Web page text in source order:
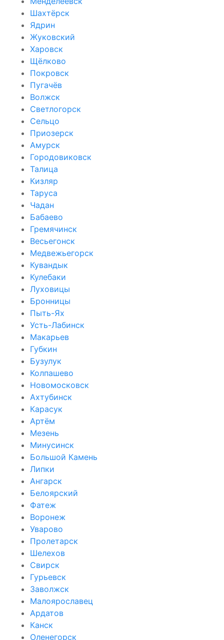
Шахтёрск
Ядрин
Жуковский
Харовск
Щёлково
Покровск
Пугачёв
Волжск
Светлогорск
Сельцо
Приозерск
Амурск
Городовиковск
Талица
Кизляр
Таруса
Чадан
Бабаево
Гремячинск
Весьегонск
Медвежьегорск
Кувандык
Кулебаки
Луховицы
Бронницы
Пыть-Ях
Усть-Лабинск
Макарьев
Губкин
Бузулук
Колпашево
Новомосковск
Ахтубинск
Карасук
Артём
Мезень
Минусинск
Большой Камень
Липки
Ангарск
Белоярский
Фатеж
Воронеж
Уварово
Пролетарск
Шелехов
Свирск
Гурьевск
Заволжск
Малоярославец
Ардатов
Канск
Оленегорск